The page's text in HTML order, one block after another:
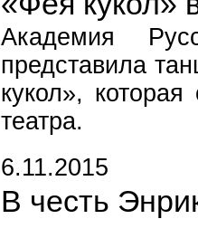
Академия
представила
кукол»,
театра.
6.11.2015
В честь